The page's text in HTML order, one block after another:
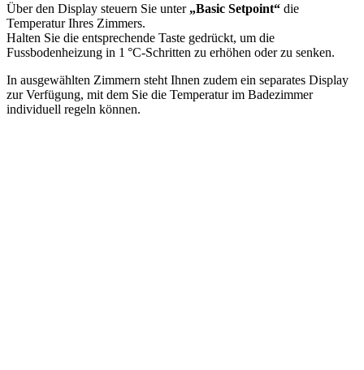
Über den Display steuern Sie unter „Basic Setpoint“ die
Temperatur Ihres Zimmers.
Halten Sie die entsprechende Taste gedrückt, um die
Fussbodenheizung in 1 °C-Schritten zu erhöhen oder zu senken.
In ausgewählten Zimmern steht Ihnen zudem ein separates Display
zur Verfügung, mit dem Sie die Temperatur im Badezimmer
individuell regeln können.